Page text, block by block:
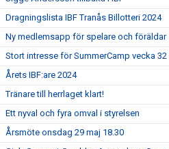
Dragningslista IBF Tranås Billotteri 2024
Ny medlemsapp för spelare och föräldar
Stort intresse för SummerCamp vecka 32
Årets IBF:are 2024
Tränare till herrlaget klart!
Ett nyval och fyra omval i styrelsen
Årsmöte onsdag 29 maj 18.30